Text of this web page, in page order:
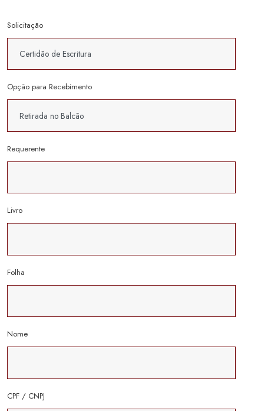
Solicitação
Opção para Recebimento
Requerente
Livro
Folha
Nome
CPF / CNPJ